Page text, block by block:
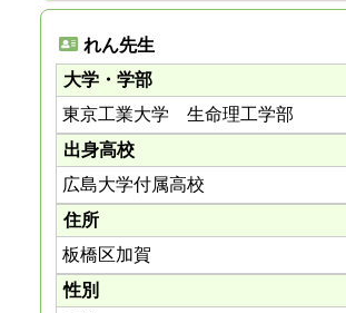
れん先生
大学・学部
東京工業大学 生命理工学部
出身高校
広島大学付属高校
住所
板橋区加賀
性別